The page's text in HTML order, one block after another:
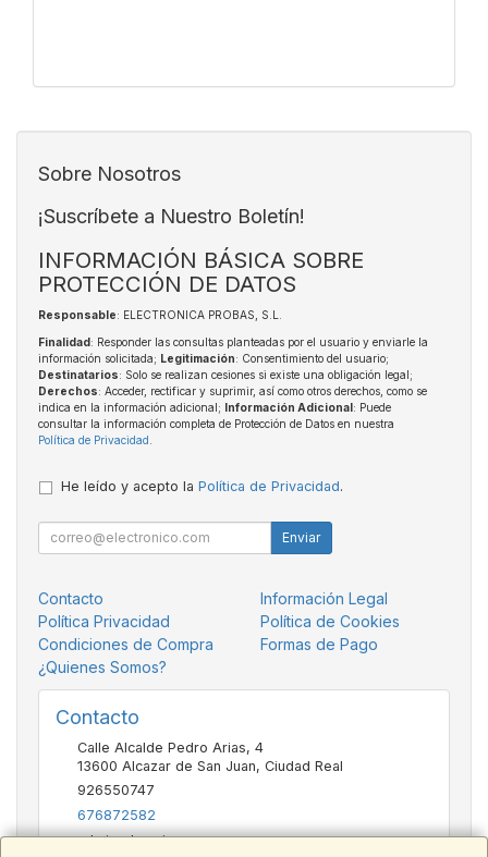
Sobre Nosotros
¡Suscríbete a Nuestro Boletín!
INFORMACIÓN BÁSICA SOBRE
PROTECCIÓN DE DATOS
Responsable: ELECTRONICA PROBAS, S.L.
Finalidad: Responder las consultas planteadas por el usuario y enviarle la
información solicitada; Legitimación: Consentimiento del usuario;
Destinatarios: Solo se realizan cesiones si existe una obligación legal;
Derechos: Acceder, rectificar y suprimir, así como otros derechos, como se
indica en la información adicional; Información Adicional: Puede
consultar la información completa de Protección de Datos en nuestra
Política de Privacidad
He leído y acepto la Política de Privacidad.
Enviar
Contacto
Información Legal
Política Privacidad
Política de Cookies
Condiciones de Compra
Formas de Pago
¿Quienes Somos?
Contacto
Calle Alcalde Pedro Arias, 4
13600 Alcazar de San Juan, Ciudad Real
926550747
676872582
admin@basvic.es